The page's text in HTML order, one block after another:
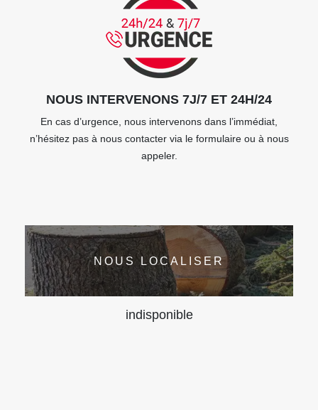
NOUS INTERVENONS 7J/7 ET 24H/24
En cas d’urgence, nous intervenons dans l’immédiat,
n’hésitez pas à nous contacter via le formulaire ou à nous
appeler.
NOUS LOCALISER
indisponible